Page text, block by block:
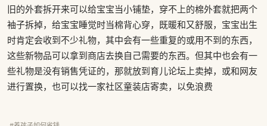
旧的外套拆开来可以给宝宝当小铺垫，穿不上的棉外套就把两个
袖子拆掉，给宝宝睡觉时当棉背心穿，既暖和又舒服，宝宝出生
时肯定会收到不少礼物，其中会有一些重复的或用不到的东西，
这些新物品可以拿到商店去换自己需要的东西。但其中也会有一
些礼物是没有销售凭证的，那就放到育儿论坛上卖掉，或和网友
进行置换，也可以找一家社区童装店寄卖，以免浪费